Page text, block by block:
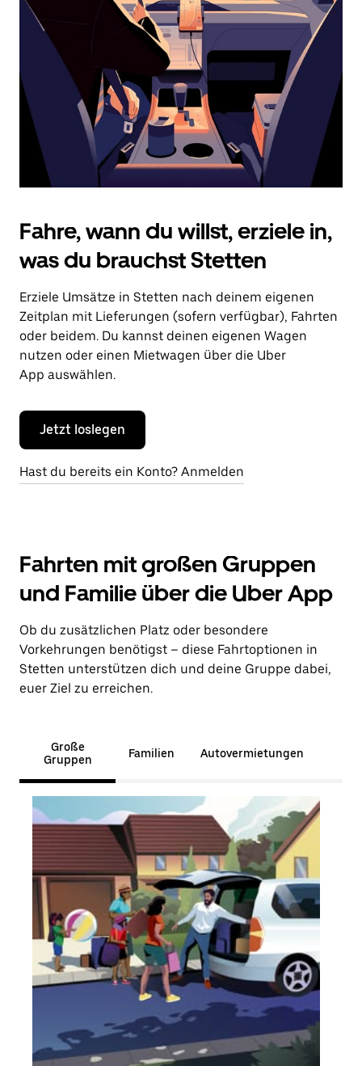
Drücke
die
Escape-
Taste,
den
Kalender
zu
schließen.
Fahre, wann du willst, erziele in,
was du brauchst Stetten
Erziele Umsätze in Stetten nach deinem eigenen
Zeitplan mit Lieferungen (sofern verfügbar), Fahrten
oder beidem. Du kannst deinen eigenen Wagen
nutzen oder einen Mietwagen über die Uber
App auswählen.
Jetzt loslegen
Hast du bereits ein Konto? Anmelden
Fahrten mit großen Gruppen
und Familie über die Uber App
Ob du zusätzlichen Platz oder besondere
Vorkehrungen benötigst – diese Fahrtoptionen in
Stetten unterstützen dich und deine Gruppe dabei,
euer Ziel zu erreichen.
Große
Gruppen
Familien Autovermietungen